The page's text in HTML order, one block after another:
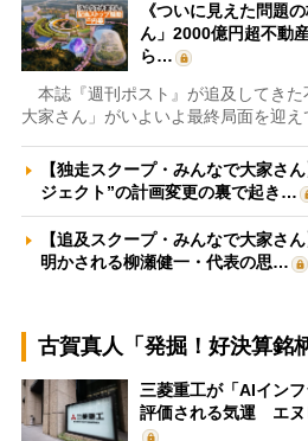
《ついに見えた問題
ん」2000億円超不動
ら…
本誌『週刊ポスト』が追及してきた
大家さん」がいよいよ最終局面を迎え
【独走スクープ・みんなで大家さ
ジェクト”の計画変更の裏で起き…
【追及スクープ・みんなで大家さ
明かされる柳瀬健一・代表の思…
古賀真人「発掘！好決算銘
三菱重工が「AIイン
評価される気運 エ